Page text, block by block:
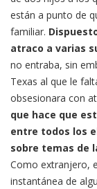
están a punto de
familiar.
atraco a varias
no entraba, sin
Texas al que le
obsesionara con
que hace que
entre todos los
sobre temas de
Como extranjero,
instantánea de